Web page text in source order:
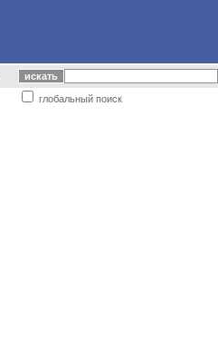
глобальный поиск